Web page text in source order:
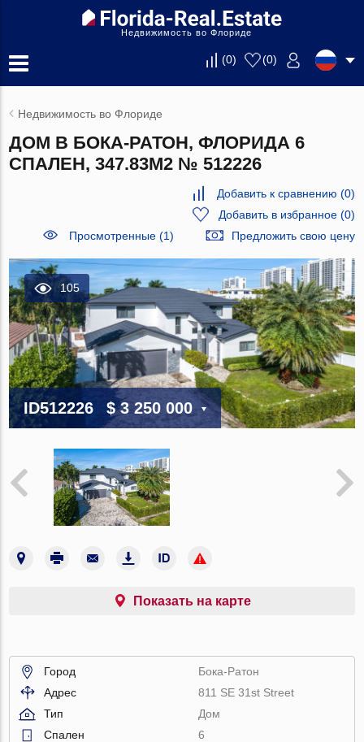
Недвижимость во Флориде
(0) (0)
Недвижимость во Флориде
ДОМ В БОКА-РАТОН, ФЛОРИДА 6
СПАЛЕН, 347.83М2 № 512226
Добавить к сравнению (0)
Добавить в избранное(0)
Просмотренные (1)
Предложить свою цену
105
ID512226 $ 3 250 000
Показать на карте
Город
Бока-Ратон
Адрес
811 SE 31st Street
Тип
Дом
Спален
6